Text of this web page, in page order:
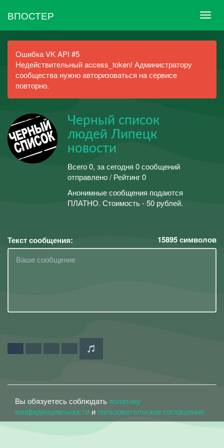
ВПОСТЕР
Ошибка VK API #5
Недействительный access_token! Администратору
сообщества нужно авторизоваться на сервисе
повторно.
Черный список
людей Липецк
новости
Всего 0, за сегодня 0 сообщений
отправлено / Рейтинг 0
Анонимные сообщения подаются
ПЛАТНО. Стоимость - 50 рублей.
Текст сообщения: 15895символов
Вы обязуетесь соблюдать политику
конфиденциальности и пользовательское соглашение